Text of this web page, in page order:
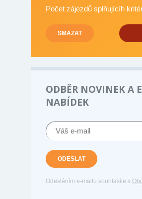
Počet zájezdů splňujícíh
SMAZAT
ODBĚR NOVINEK A
NABÍDEK
ODESLAT
Odesláním e-mailu souhlasíte s